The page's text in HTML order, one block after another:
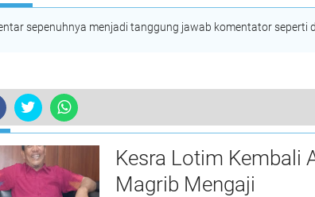
sepenuhnya menjadi tanggung jawab komentator seperti
Sebut, Ada Kendala Pembangunan KIHT di
Kesra Lotim Kembali
Magrib Mengaji